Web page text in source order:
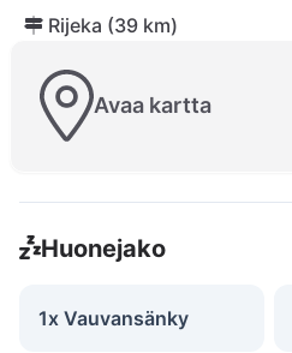
Rijeka (39 km)
Avaa kartta
Huonejako
1x Vauvansänky